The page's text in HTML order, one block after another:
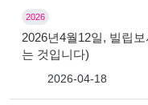
2026
2026년4월12일, 빌립
는 것입니다)
2026-04-18